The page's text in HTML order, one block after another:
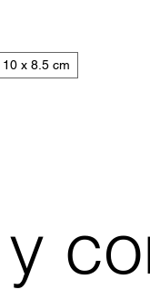
10 x 8.5 cm